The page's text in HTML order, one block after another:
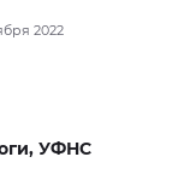
2022
УФНС